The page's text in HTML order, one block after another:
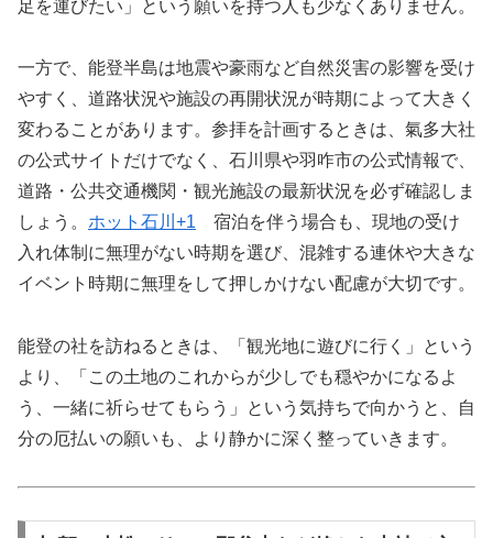
足を運びたい」という願いを持つ人も少なくありません。
一方で、能登半島は地震や豪雨など自然災害の影響を受け
やすく、道路状況や施設の再開状況が時期によって大きく
変わることがあります。参拝を計画するときは、氣多大社
の公式サイトだけでなく、石川県や羽咋市の公式情報で、
道路・公共交通機関・観光施設の最新状況を必ず確認しま
しょう。 ホット石川 +1 宿泊を伴う場合も、現地の受け
入れ体制に無理がない時期を選び、混雑する連休や大きな
イベント時期に無理をして押しかけない配慮が大切です。
能登の社を訪ねるときは、「観光地に遊びに行く」という
より、「この土地のこれからが少しでも穏やかになるよ
う、一緒に祈らせてもらう」という気持ちで向かうと、自
分の厄払いの願いも、より静かに深く整っていきます。